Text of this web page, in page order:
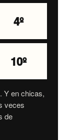
4º
10º
Y en chicas,
veces
de